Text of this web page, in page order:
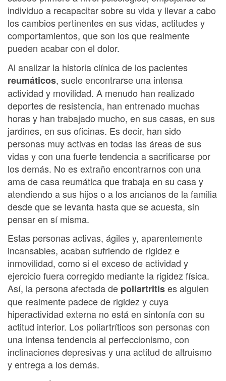
individuo a recapacitar sobre su vida y llevar a cabo
los cambios pertinentes en sus vidas, actitudes y
comportamientos, que son los que realmente
pueden acabar con el dolor.
Al analizar la historia clínica de los pacientes
reumáticos, suele encontrarse una intensa
actividad y movilidad. A menudo han realizado
deportes de resistencia, han entrenado muchas
horas y han trabajado mucho, en sus casas, en sus
jardines, en sus oficinas. Es decir, han sido
personas muy activas en todas las áreas de sus
vidas y con una fuerte tendencia a sacrificarse por
los demás. No es extraño encontrarnos con una
ama de casa reumática que trabaja en su casa y
atendiendo a sus hijos o a los ancianos de la familia
desde que se levanta hasta que se acuesta, sin
pensar en sí misma.
Estas personas activas, ágiles y, aparentemente
incansables, acaban sufriendo de rigidez e
inmovilidad, como si el exceso de actividad y
ejercicio fuera corregido mediante la rigidez física.
Así, la persona afectada de poliartritises alguien
que realmente padece de rigidez y cuya
hiperactividad externa no está en sintonía con su
actitud interior. Los poliartríticos son personas con
una intensa tendencia al perfeccionismo, con
inclinaciones depresivas y una actitud de altruismo
y entrega a los demás.